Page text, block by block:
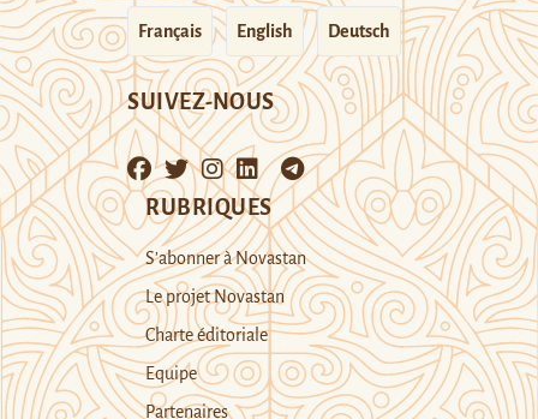
Français English Deutsch
SUIVEZ-NOUS
RUBRIQUES
S’abonner à Novastan
Le projet Novastan
Charte éditoriale
Equipe
Partenaires